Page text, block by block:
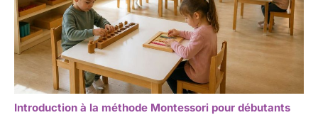
Introduction à la méthode Montessori pour débutants